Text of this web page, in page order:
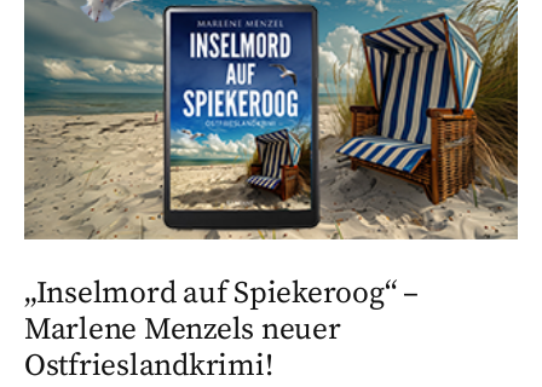
„Inselmord auf Spiekeroog“ –
Marlene Menzels neuer
Ostfrieslandkrimi!